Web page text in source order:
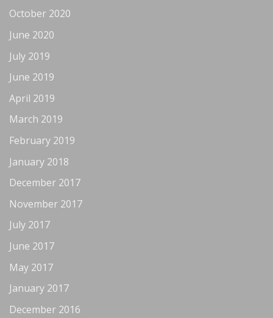
October 2020
June 2020
July 2019
June 2019
April 2019
March 2019
February 2019
January 2018
December 2017
November 2017
July 2017
June 2017
May 2017
January 2017
December 2016